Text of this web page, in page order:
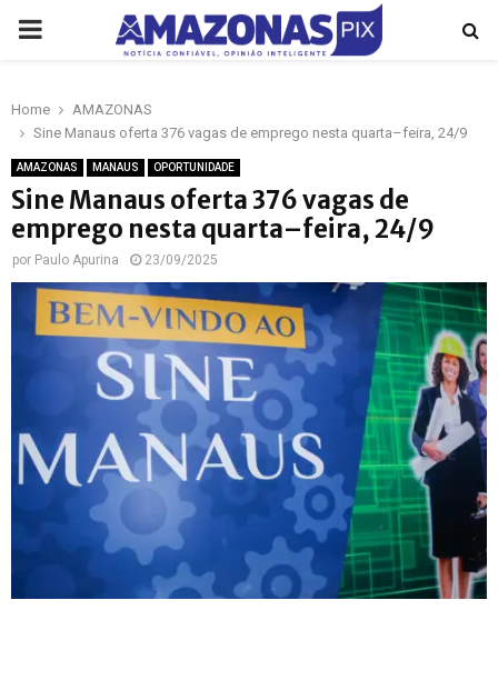
PRIMARY
Home
AMAZONAS
Sine Manaus oferta 376 vagas de emprego nesta quarta–feira, 24/9
AMAZONAS MANAUS OPORTUNIDADE
Sine Manaus oferta 376 vagas de
emprego nesta quarta–feira, 24/9
por Paulo Apurina 23/09/2025